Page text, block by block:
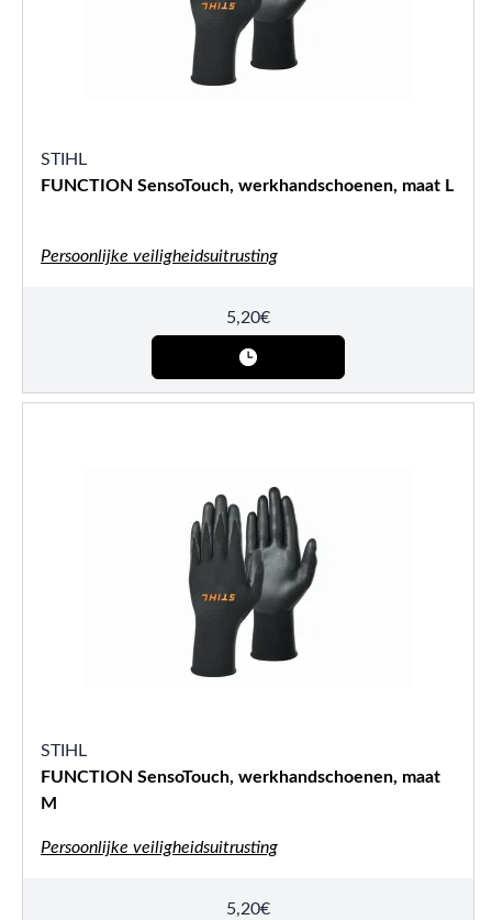
STIHL
FUNCTION SensoTouch, werkhandschoenen, maat L
Persoonlijke veiligheidsuitrusting
5,20€
STIHL
FUNCTION SensoTouch, werkhandschoenen, maat
M
Persoonlijke veiligheidsuitrusting
5,20€